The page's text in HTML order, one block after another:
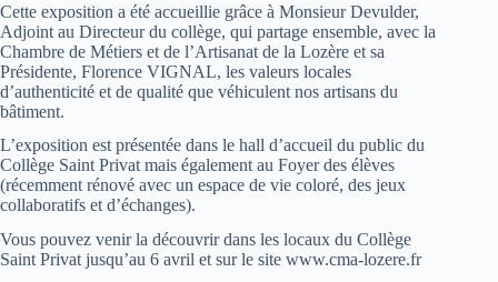
Cette exposition a été accueillie grâce à Monsieur Devulder,
Adjoint au Directeur du collège, qui partage ensemble, avec la
Chambre de Métiers et de l’Artisanat de la Lozère et sa
Présidente, Florence VIGNAL, les valeurs locales
d’authenticité et de qualité que véhiculent nos artisans du
bâtiment.
L’exposition est présentée dans le hall d’accueil du public du
Collège Saint Privat mais également au Foyer des élèves
(récemment rénové avec un espace de vie coloré, des jeux
collaboratifs et d’échanges).
Vous pouvez venir la découvrir dans les locaux du Collège
Saint Privat jusqu’au 6 avril et sur le site www.cma-lozere.fr